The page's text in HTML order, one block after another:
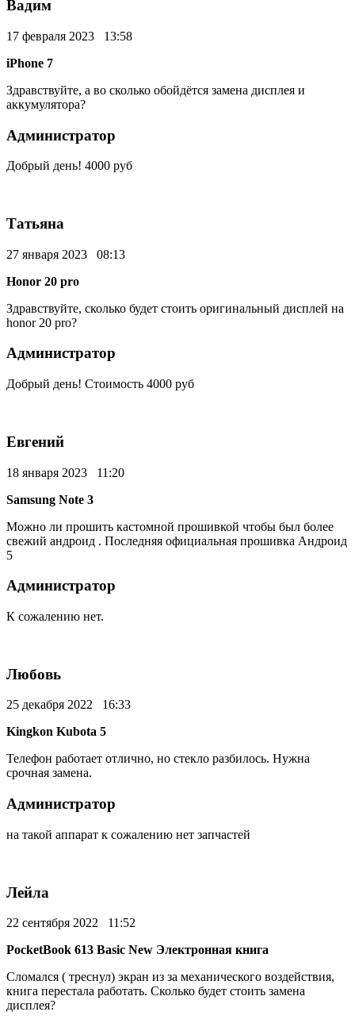
Вадим
17 февраля 2023 13:58
iPhone 7
Здравствуйте, а во сколько обойдётся замена дисплея и
аккумулятора?
Администратор
Добрый день! 4000 руб
Татьяна
27 января 2023 08:13
Honor 20 pro
Здравствуйте, сколько будет стоить оригинальный дисплей на
honor 20 pro?
Администратор
Добрый день! Стоимость 4000 руб
Евгений
18 января 2023 11:20
Samsung Note 3
Можно ли прошить кастомной прошивкой чтобы был более
свежий андроид . Последняя официальная прошивка Андроид
5
Администратор
К сожалению нет.
Любовь
25 декабря 2022 16:33
Kingkon Kubota 5
Телефон работает отлично, но стекло разбилось. Нужна
срочная замена.
Администратор
на такой аппарат к сожалению нет запчастей
Лейла
22 сентября 2022 11:52
PocketBook 613 Basic New Электронная книга
Сломался ( треснул) экран из за механического воздействия,
книга перестала работать. Сколько будет стоить замена
дисплея?